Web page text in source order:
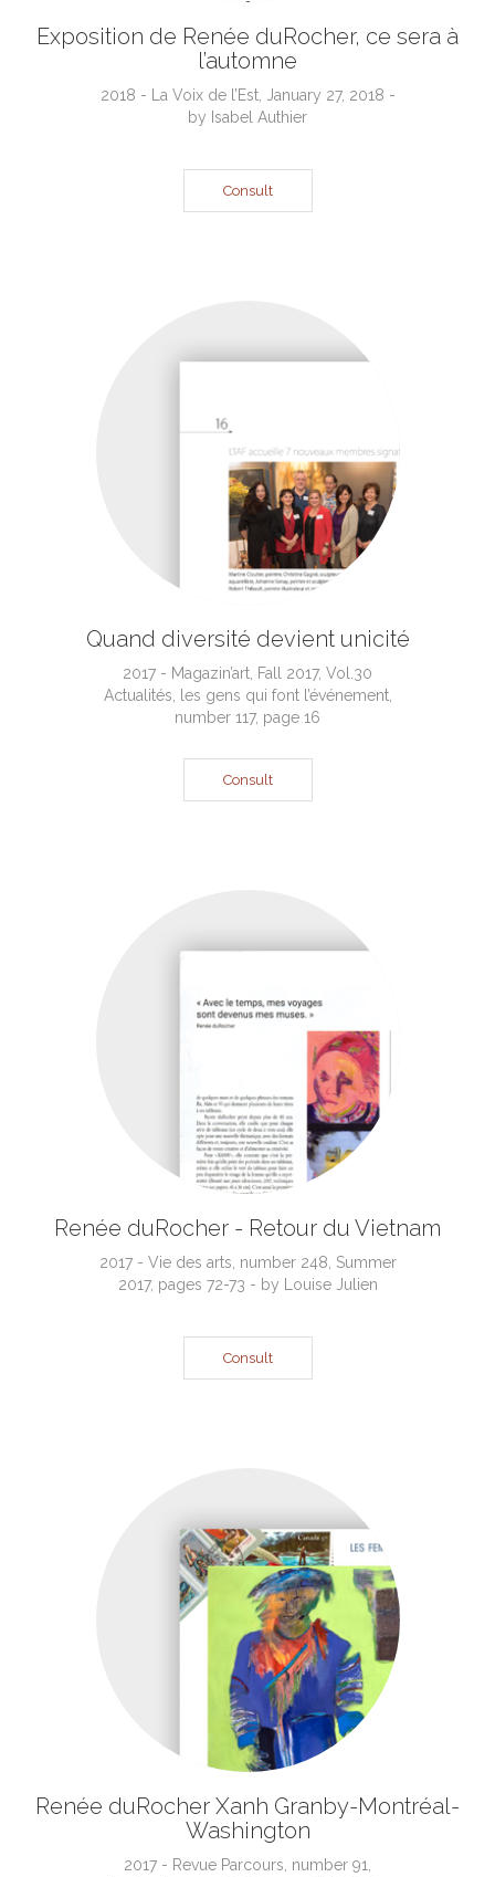
Exposition de Renée duRocher, ce sera à
l’automne
2018 - La Voix de l’Est, January 27, 2018 -
by Isabel Authier
Consult
Quand diversité devient unicité
2017 - Magazin’art, Fall 2017, Vol.30
Actualités, les gens qui font l’événement,
number 117, page 16
Consult
Renée duRocher - Retour du Vietnam
2017 - Vie des arts, number 248, Summer
2017, pages 72-73 - by Louise Julien
Consult
Renée duRocher Xanh Granby-Montréal-
Washington
2017 - Revue Parcours, number 91,